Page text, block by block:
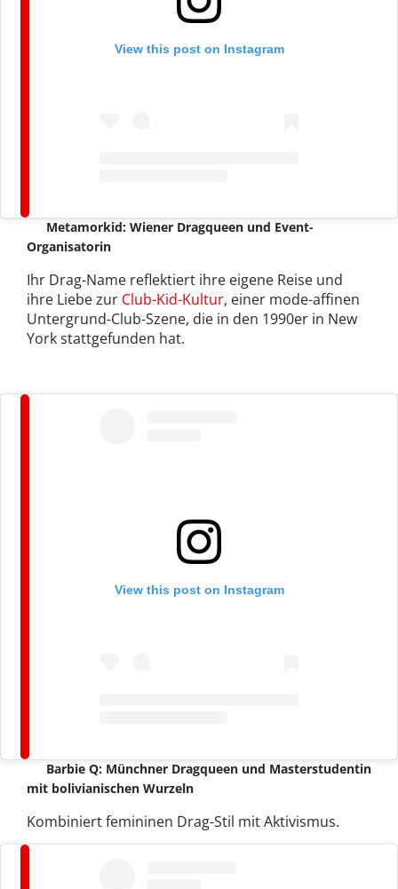
View this post on Instagram
Metamorkid: Wiener Dragqueen und Event-
Organisatorin
Ihr Drag-Name reflektiert ihre eigene Reise und
ihre Liebe zur Club-Kid-Kultur, einer mode-affinen
Untergrund-Club-Szene, die in den 1990er in New
York stattgefunden hat.
View this post on Instagram
Barbie Q: Münchner Dragqueen und Masterstudentin
mit bolivianischen Wurzeln
Kombiniert femininen Drag-Stil mit Aktivismus.